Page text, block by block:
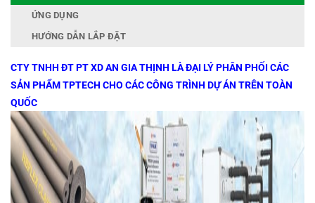
ỨNG DỤNG
HƯỚNG DẪN LẮP ĐẶT
CTY TNHH ĐT PT XD AN GIA THỊNH LÀ ĐẠI LÝ PHÂN PHỐI CÁC
SẢN PHẨM TPTECH CHO CÁC CÔNG TRÌNH DỰ ÁN TRÊN TOÀN
QUỐC